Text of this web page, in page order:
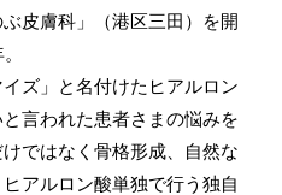
皮膚科」（港区三田）を開
ズ」と名付けたヒアルロン
言われた患者さまの悩みを
ではなく骨格形成、自然な
アルロン酸単独で行う独自